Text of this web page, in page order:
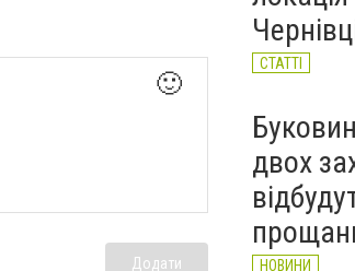
🙂
Додати
СТАТТІ
двох
НОВИНИ